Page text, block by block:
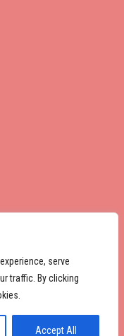
serve
traffic. By clicking
Accept All